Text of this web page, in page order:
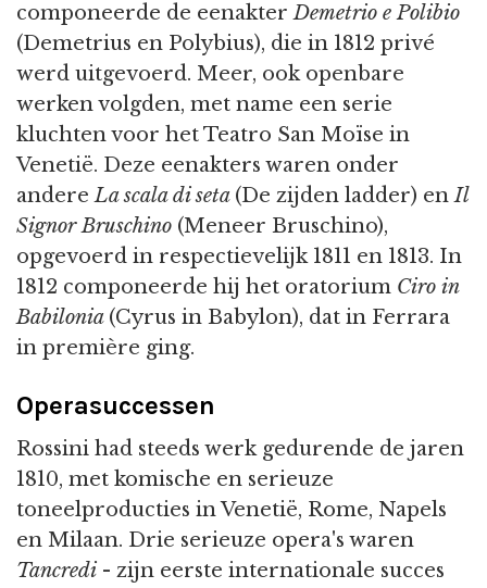
componeerde de eenakterDemetrio e Polibio
(Demetrius en Polybius), die in 1812 privé
werd uitgevoerd. Meer, ook openbare
werken volgden, met name een serie
kluchten voor het Teatro San Moïse in
Venetië. Deze eenakters waren onder
andereLa scala di seta (De zijden ladder) enIl
Signor Bruschino (Meneer Bruschino),
opgevoerd in respectievelijk 1811 en 1813. In
1812 componeerde hij het oratorium Ciro in
Babilonia (Cyrus in Babylon), dat in Ferrara
in première ging.
Operasuccessen
Rossini had steeds werk gedurende de jaren
1810, met komische en serieuze
toneelproducties in Venetië, Rome, Napels
en Milaan. Drie serieuze opera's waren
Tancredi - zijn eerste internationale succes